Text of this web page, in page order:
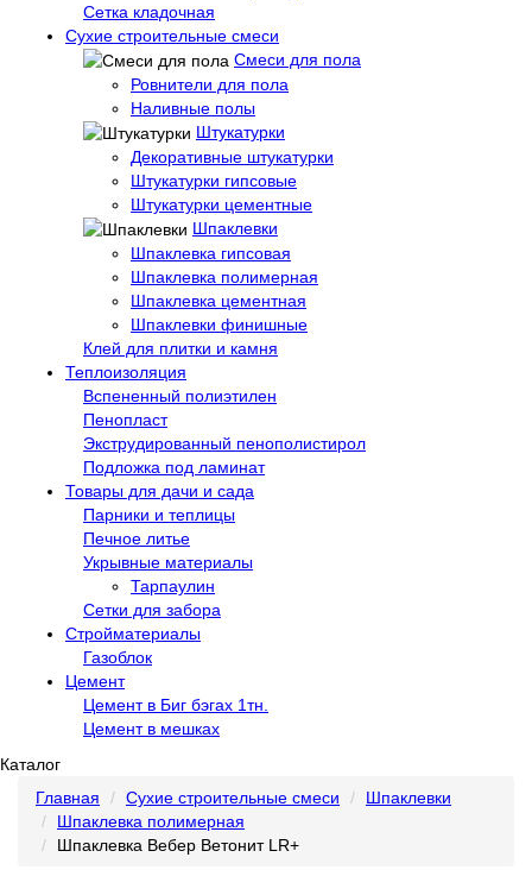
Сетка кладочная
Сухие строительные смеси
Смеси для пола
Ровнители для пола
Наливные полы
Штукатурки
Декоративные штукатурки
Штукатурки гипсовые
Штукатурки цементные
Шпаклевки
Шпаклевка гипсовая
Шпаклевка полимерная
Шпаклевка цементная
Шпаклевки финишные
Клей для плитки и камня
Теплоизоляция
Вспененный полиэтилен
Пенопласт
Экструдированный пенополистирол
Подложка под ламинат
Товары для дачи и сада
Парники и теплицы
Печное литье
Укрывные материалы
Тарпаулин
Сетки для забора
Стройматериалы
Газоблок
Цемент
Цемент в Биг бэгах 1тн.
Цемент в мешках
Каталог
Главная
Сухие строительные смеси
Шпаклевки
Шпаклевка полимерная
Шпаклевка Вебер Ветонит LR+